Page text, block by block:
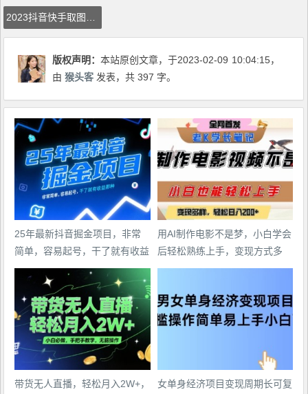
2023抖音快手取图玩法：一个人在家就能做，超简单，0成本日赚几百
版权声明：本站原创文章，于2023-02-09 10:04:15，
由猴头客 发表，共 397 字。
25年最新抖音掘金项目，非常
简单，容易起号，干了就有收益
那种
用AI制作电影不是梦，小白学会
后轻松熟练上手，变现方式多
样，日入2张+
带货无人直播，轻松月入2W+，
女单身经济项目变现周期长可复